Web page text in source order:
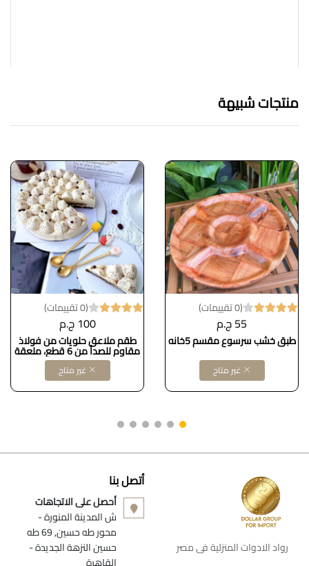
منتجات شبيهة
(0 تقييمات)
55 ج.م
طبق خشب سرسوع مقسم 5خانه
غير متاح
(0 تقييمات)
100 ج.م
طقم ملاعق حلويات من فولاذ
مقاوم للصدأ من 6 قطع، ملعقة
حلويات جميلة للفواكه والكيك
والقهوة والمشروبات الساخنة
والآيس كريم وغيرها من الحلويات
غير متاح
رواد الادوات المنزلية فى مصر
أتصل بنا
أحصل على الاتجاهات
ش المدينة المنورة -
محور طه حسين, 69 طه
حسين النزهة الجديدة -